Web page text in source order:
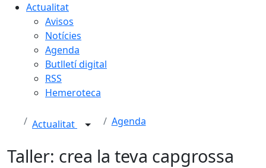
Actualitat
Avisos
Notícies
Agenda
Butlletí digital
RSS
Hemeroteca
Actualitat Agenda
Taller: crea la teva capgrossa